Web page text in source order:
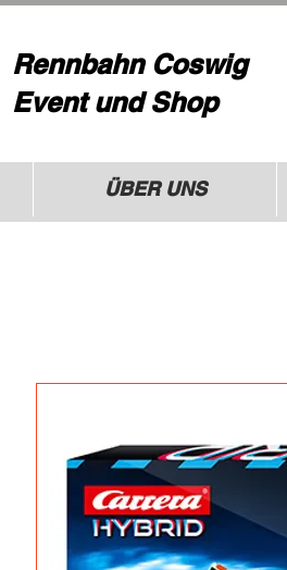
Rennbahn Coswig
Event und Shop
ÜBER UNS